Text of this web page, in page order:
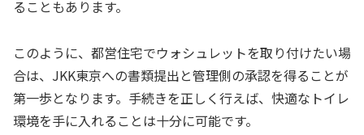
ることもあります。
このように、都営住宅でウォシュレットを取り付けたい場
合は、JKK東京への書類提出と管理側の承認を得ることが
第一歩となります。手続きを正しく行えば、快適なトイレ
環境を手に入れることは十分に可能です。